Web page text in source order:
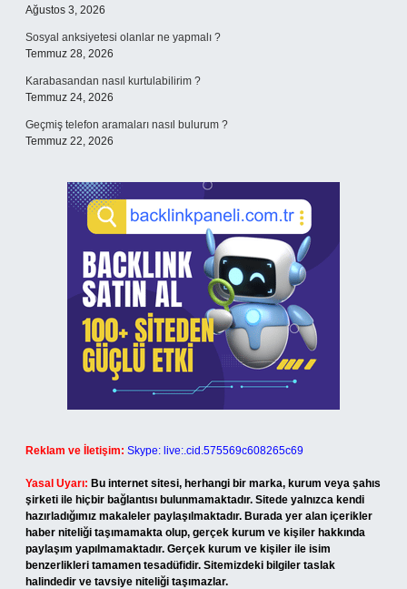
Ağustos 3, 2026
Sosyal anksiyetesi olanlar ne yapmalı ?
Temmuz 28, 2026
Karabasandan nasıl kurtulabilirim ?
Temmuz 24, 2026
Geçmiş telefon aramaları nasıl bulurum ?
Temmuz 22, 2026
Reklam ve İletişim: Skype: live:.cid.575569c608265c69
Yasal Uyarı: Bu internet sitesi, herhangi bir marka, kurum veya şahıs
şirketi ile hiçbir bağlantısı bulunmamaktadır. Sitede yalnızca kendi
hazırladığımız makaleler paylaşılmaktadır. Burada yer alan içerikler
haber niteliği taşımamakta olup, gerçek kurum ve kişiler hakkında
paylaşım yapılmamaktadır. Gerçek kurum ve kişiler ile isim
benzerlikleri tamamen tesadüfidir. Sitemizdeki bilgiler taslak
halindedir ve tavsiye niteliği taşımazlar.